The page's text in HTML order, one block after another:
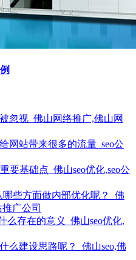
忽视_佛山网络推广,佛山网
网站带来很多的流量_seo公
要基础点_佛山seo优化,seo公
些方面做内部优化呢？_佛
广公司
么存在的意义_佛山seo优化,
么建设思路呢？_佛山seo,佛